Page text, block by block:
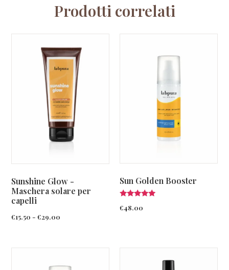
Prodotti correlati
Sunshine Glow -
Maschera solare per
capelli
€15.50 - €29.00
Sun Golden Booster
5.00
€48.00